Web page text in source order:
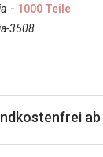
- 1000 Teile
3508
ab